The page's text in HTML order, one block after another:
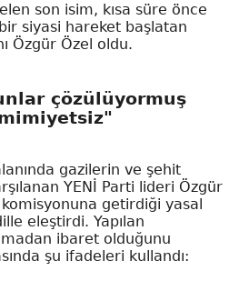
son isim, kısa süre önce
siyasi hareket başlatan
Özgür Özel oldu.
çözülüyormuş
gazilerin ve şehit
YENİ Parti lideri Özgür
getirdiği yasal
eleştirdi. Yapılan
ibaret olduğunu
şu ifadeleri kullandı: